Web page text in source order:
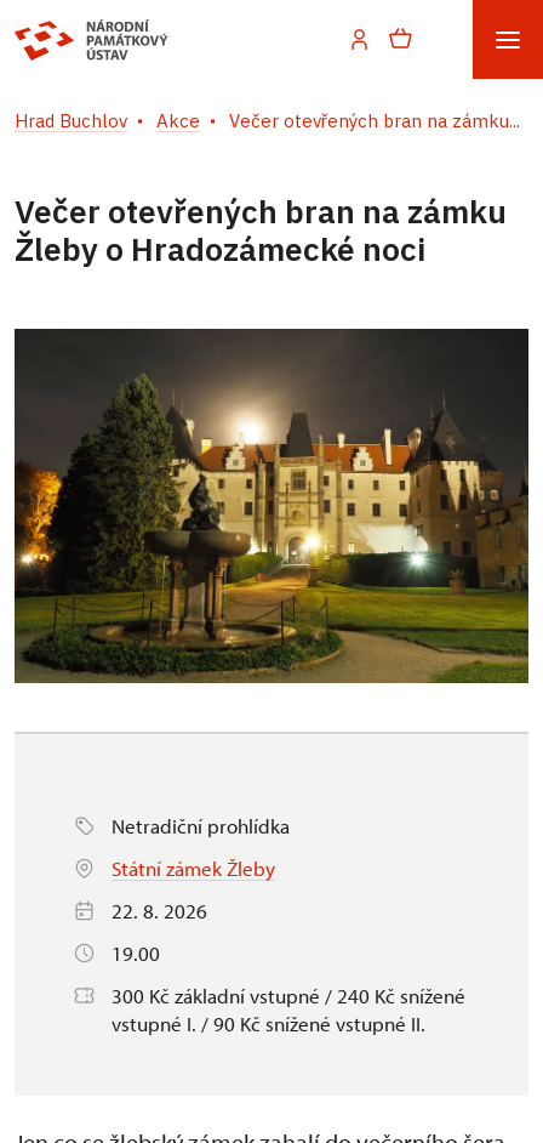
Hrad Buchlov Akce Večer otevřených bran na zámku...
Večer otevřených bran na zámku
Žleby o Hradozámecké noci
Netradiční prohlídka
Státní zámek Žleby
22. 8. 2026
19.00
300 Kč základní vstupné / 240 Kč snížené
vstupné I. / 90 Kč snížené vstupné II.